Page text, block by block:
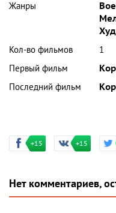
Жанры
Кол-во фильмов
1
Первый фильм
Последний фильм
+15 +15
Нет комментариев,